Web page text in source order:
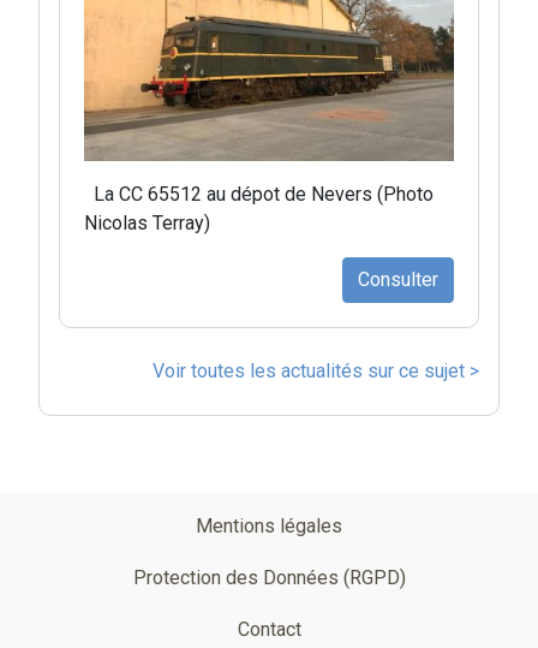
La CC 65512 au dépot de Nevers (Photo
Nicolas Terray)
Consulter
Voir toutes les actualités sur ce sujet >
Mentions légales
Protection des Données (RGPD)
Contact